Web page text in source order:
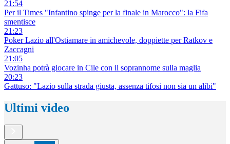
21:54
Per il Times "Infantino spinge per la finale in Marocco": la Fifa
smentisce
21:23
Poker Lazio all'Ostiamare in amichevole, doppiette per Ratkov e
Zaccagni
21:05
Vozinha potrà giocare in Cile con il soprannome sulla maglia
20:23
Gattuso: "Lazio sulla strada giusta, assenza tifosi non sia un alibi"
Ultimi video